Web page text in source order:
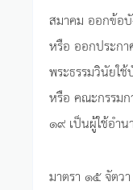
สมาคม ออกข้อ
หรือ ออกประก
พระธรรมวินัยใ
หรือ คณะกรรมก
๑๙ เป็นผู้ใช้อำน
มาตรา ๑๕ จัตว